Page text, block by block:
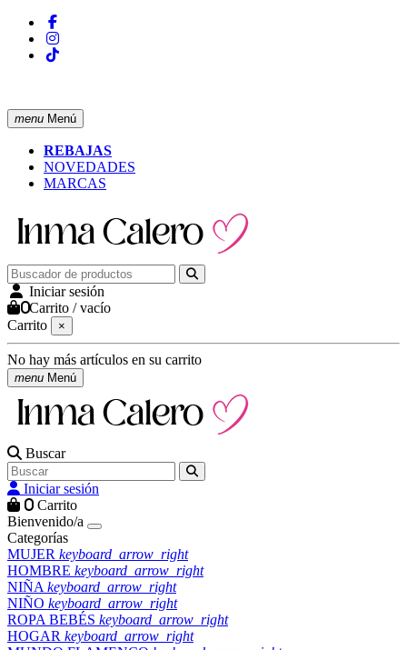
menu Menú
REBAJAS
NOVEDADES
MARCAS
Iniciar sesión
0Carrito /vacío
Carrito
×
No hay más artículos en su carrito
menu Menú
Buscar
Iniciar sesión
0 Carrito
Bienvenido/a
Categorías
MUJER keyboard_arrow_right
HOMBRE keyboard_arrow_right
NIÑA keyboard_arrow_right
NIÑO keyboard_arrow_right
ROPA BEBÉS keyboard_arrow_right
HOGAR keyboard_arrow_right